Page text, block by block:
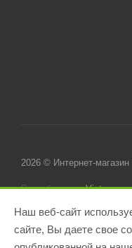
2026 © Интернет-
Разработано вVictory
Наш веб-сайт
сайте, Вы даете свое